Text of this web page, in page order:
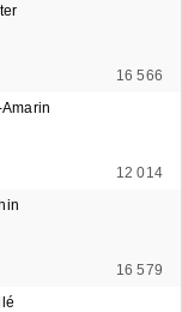
16 566
12 014
16 579